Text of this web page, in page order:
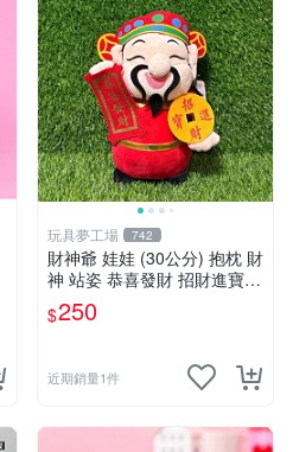
玩具夢工場 742
財神爺 娃娃 (30公分) 抱枕 財
神 站姿 恭喜發財 招財進寶
金元寶
$250
近期銷量1件